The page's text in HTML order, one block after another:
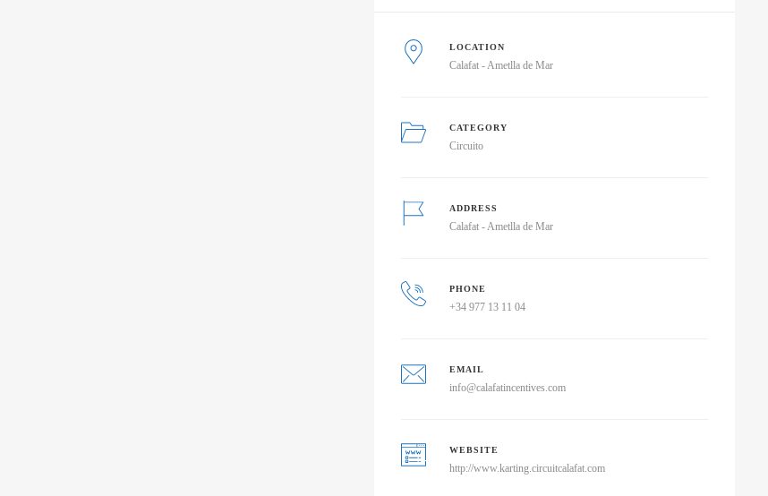
LOCATION
Calafat - Ametlla de Mar
CATEGORY
Circuito
ADDRESS
Calafat - Ametlla de Mar
PHONE
+34 977 13 11 04
EMAIL
info@calafatincentives.com
WEBSITE
http://www.karting.circuitcalafat.com